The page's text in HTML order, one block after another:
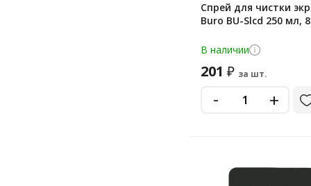
Спрей для чистки
Buro BU-Slcd 250 мл,
В наличии
201 ₽ за шт.
- +